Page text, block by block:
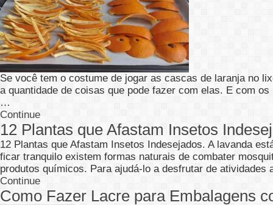
Se você tem o costume de jogar as cascas de laranja no
a quantidade de coisas que pode fazer com elas. E com
…
Continue
12 Plantas que Afastam Insetos
12 Plantas que Afastam Insetos Indesejados. A lavanda
ficar tranquilo existem formas naturais de combater
produtos químicos. Para ajudá-lo a desfrutar de
Continue
Como Fazer Lacre para Embalagens